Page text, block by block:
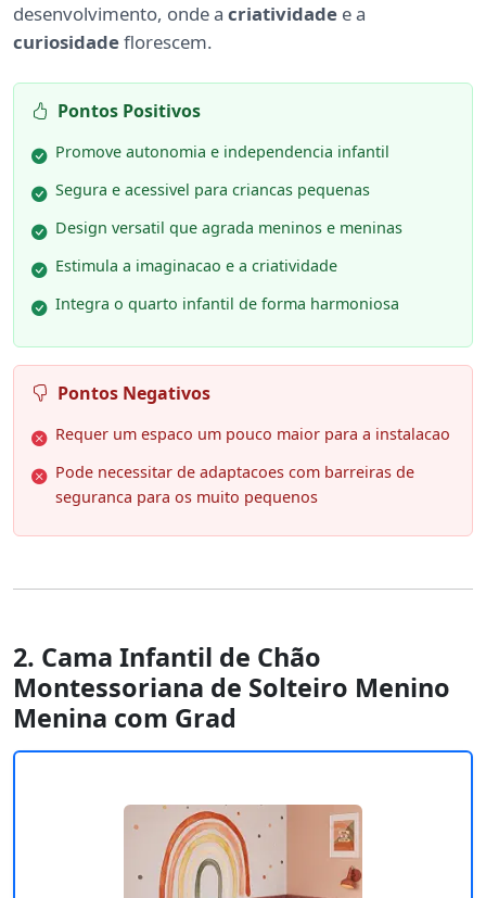
desenvolvimento, onde a criatividade e a
curiosidadeflorescem.
Pontos Positivos
Promove autonomia e independencia infantil
Segura e acessivel para criancas pequenas
Design versatil que agrada meninos e meninas
Estimula a imaginacao e a criatividade
Integra o quarto infantil de forma harmoniosa
Pontos Negativos
Requer um espaco um pouco maior para a instalacao
Pode necessitar de adaptacoes com barreiras de
seguranca para os muito pequenos
2. Cama Infantil de Chão
Montessoriana de Solteiro Menino
Menina com Grad